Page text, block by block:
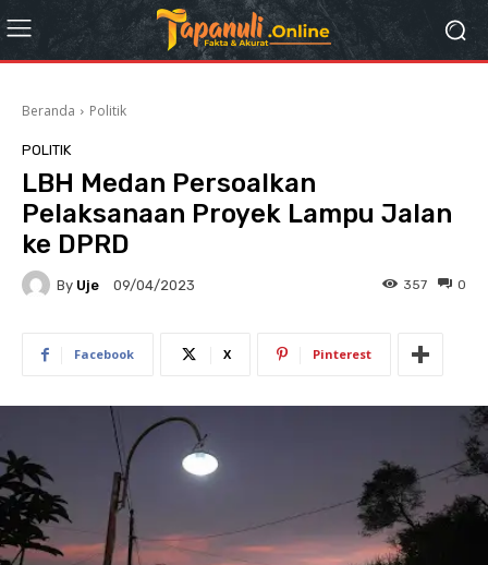
Beranda Politik
POLITIK
LBH Medan Persoalkan
Pelaksanaan Proyek Lampu Jalan
ke DPRD
By Uje 09/04/2023 0
357
Facebook X Pinterest